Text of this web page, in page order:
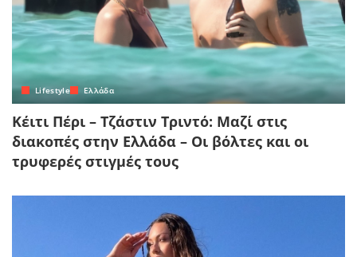
Lifestyle Ελλάδα
Κέιτι Πέρι – Τζάστιν Τριντό: Μαζί στις
διακοπές στην Ελλάδα – Οι βόλτες και οι
τρυφερές στιγμές τους